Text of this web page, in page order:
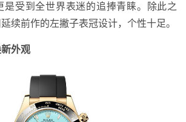
是受到全世界表迷的追捧青睐。除此之
续前作的左撇子表冠设计，个性十足。
外观